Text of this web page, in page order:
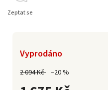
2 094 Kč –20 %
Vyprodáno
Zeptat se